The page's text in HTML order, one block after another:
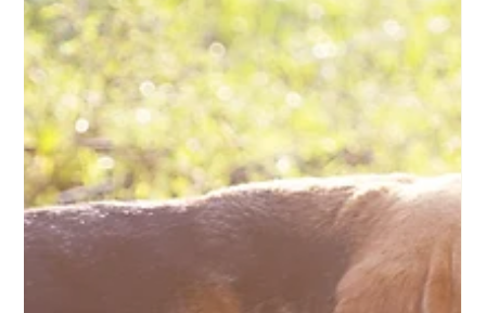
1. Nov. 2025 3 Min. Lesezeit
Sicher barfen: Hygiene, Lagerung und
Zubereitung im Alltag
Rohfütterung ist gesund - aber nur, wenn Hygiene und
Lagerung stimmen. Erfahre, wie du Fleisch richtig
aufbewahrst, auftaust und zubereitest, um Keime zu
vermeiden und die Frische zu erhalten. Mit einfachen